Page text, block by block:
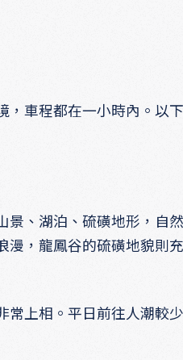
，車程都在一小時內。以
景、湖泊、硫磺地形，自
漫，龍鳳谷的硫磺地貌則
常上相。平日前往人潮較